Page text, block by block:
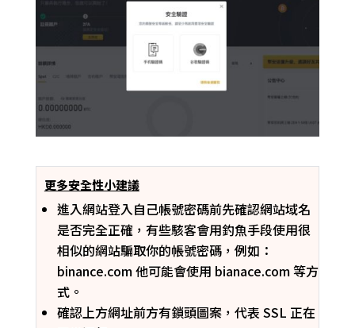
更多安全性小建議
進入網站登入自己帳號密碼前先確認網站域名
是否完全正確，有些駭客會用釣魚手段使用很
相似的網站騙取你的帳號密碼，例如：
binance.com他可能會使用 bianace.com等方
式。
確認上方網址前方有鎖頭圖案，代表 SSL 正在